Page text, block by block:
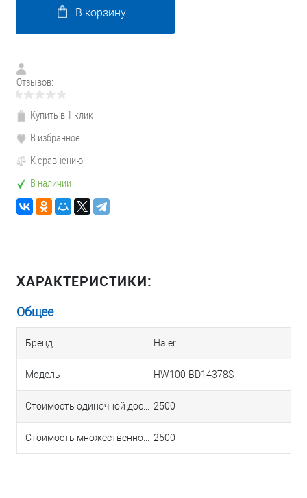
В корзину
Отзывов:
Купить в 1 клик
В избранное
К сравнению
В наличии
ХАРАКТЕРИСТИКИ:
Общее
Бренд Haier
Модель HW100-BD14378S
Стоимость одиночной доставки в Краснодаре 2500
Стоимость множественной доставки в Краснодаре 2500